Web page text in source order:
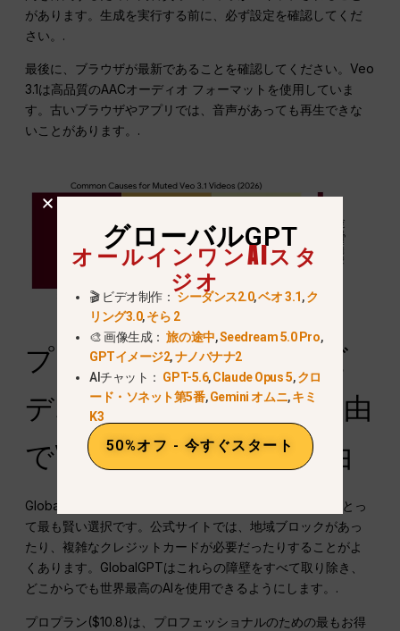
があります。生成を実行する前に、必ず設定を確認してくだ
さい。.
最後に、ブラウザが最新であることを確認してください。Veo
3.1は高品質のAACオーディオ フォーマットを使用していま
す。古いブラウザやアプリでは、音声があっても再生できな
いことがあります。.
プロフェッショナルなビ
デオ制作にGlobalGPT経由
でVeo 3.1を使用する理由
GlobalGPTでVeo 3.1を使用することは、クリエイターにとっ
て最も賢い選択です。公式サイトでは、地域ブロックがあっ
たり、複雑なクレジットカードが必要だったりすることがよ
くあります。GlobalGPTはこれらの障壁をすべて取り除き、
どこからでも世界最高のAIを使用できるようにします。.
プロプラン($10.8)は、プロフェッショナルのための最もお得
グローバルGPT
オールインワンAIスタ
ジオ
🎬 ビデオ制作：シーダンス2.0,ベオ 3.1,ク
リング3.0,そら 2
🎨 画像生成：旅の途中,Seedream 5.0 Pro,
GPTイメージ2,ナノバナナ2
AIチャット： GPT-5.6,Claude Opus 5,クロ
ード・ソネット第5番,Gemini オムニ,キミ
K3
50%オフ - 今すぐスタート